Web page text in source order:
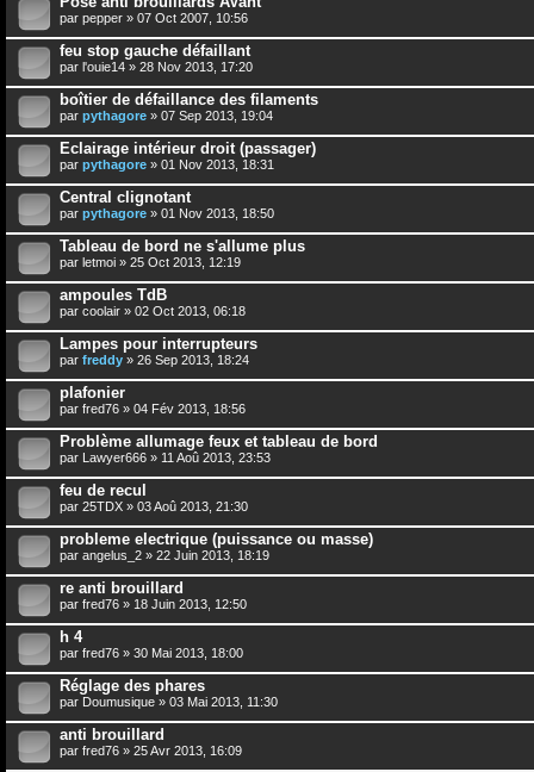
par pepper » 07 Oct 2007, 10:56
feu stop gauche défaillant
par l'ouie14 » 28 Nov 2013, 17:20
boîtier de défaillance des filaments
par pythagore » 07 Sep 2013, 19:04
Eclairage intérieur droit (passager)
par pythagore » 01 Nov 2013, 18:31
Central clignotant
par pythagore » 01 Nov 2013, 18:50
Tableau de bord ne s'allume plus
par letmoi » 25 Oct 2013, 12:19
ampoules TdB
par coolair » 02 Oct 2013, 06:18
Lampes pour interrupteurs
par freddy » 26 Sep 2013, 18:24
plafonier
par fred76 » 04 Fév 2013, 18:56
Problème allumage feux et tableau de bord
par Lawyer666 » 11 Aoû 2013, 23:53
feu de recul
par 25TDX » 03 Aoû 2013, 21:30
probleme electrique (puissance ou masse)
par angelus_2 » 22 Juin 2013, 18:19
re anti brouillard
par fred76 » 18 Juin 2013, 12:50
h 4
par fred76 » 30 Mai 2013, 18:00
Réglage des phares
par Doumusique » 03 Mai 2013, 11:30
anti brouillard
par fred76 » 25 Avr 2013, 16:09